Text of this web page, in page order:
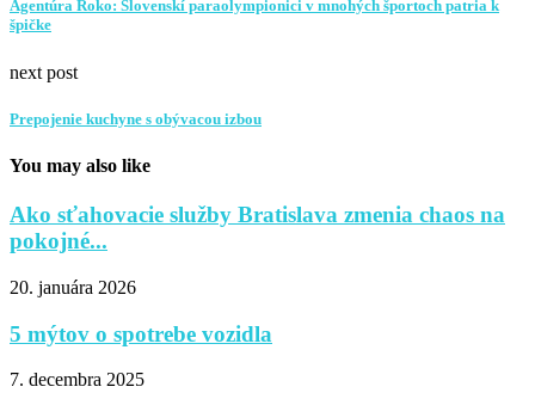
Agentúra Roko: Slovenskí paraolympionici v mnohých športoch patria k
špičke
next post
Prepojenie kuchyne s obývacou izbou
You may also like
Ako sťahovacie služby Bratislava zmenia chaos na
pokojné...
20. januára 2026
5 mýtov o spotrebe vozidla
7. decembra 2025